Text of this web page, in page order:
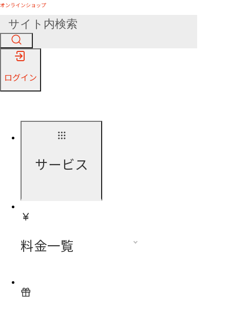
オンラインショップ
ログイン
サービス
料金一覧